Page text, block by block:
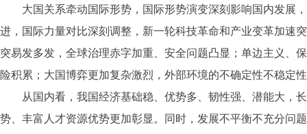
大国关系牵动国际形势，国际形势演变深刻影响国内发展，
进，国际力量对比深刻调整，新一轮科技革命和产业变革加速
突易发多发，全球治理赤字加重、安全问题凸显；单边主义、
险积累；大国博弈更加复杂激烈，外部环境的不确定性不稳定
从国内看，我国经济基础稳、优势多、韧性强、潜能大，长
势、丰富人才资源优势更加彰显。同时，发展不平衡不充分问